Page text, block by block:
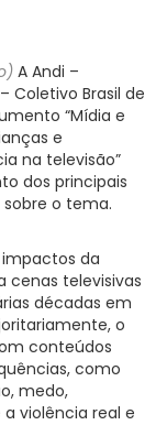
A Andi –
Coletivo Brasil de
“Mídia e
e
na televisão”
dos principais
o tema.
da
cenas televisivas
décadas em
o
conteúdos
como
medo,
violência real e